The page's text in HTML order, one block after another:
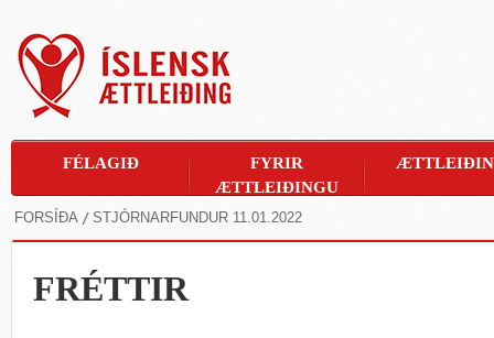
FORSÍÐA STJÓRNARFUNDUR 11.01.2022
FRÉTTIR
FÉLAGIÐ
FYRIR
ÆTTLEIÐINGU